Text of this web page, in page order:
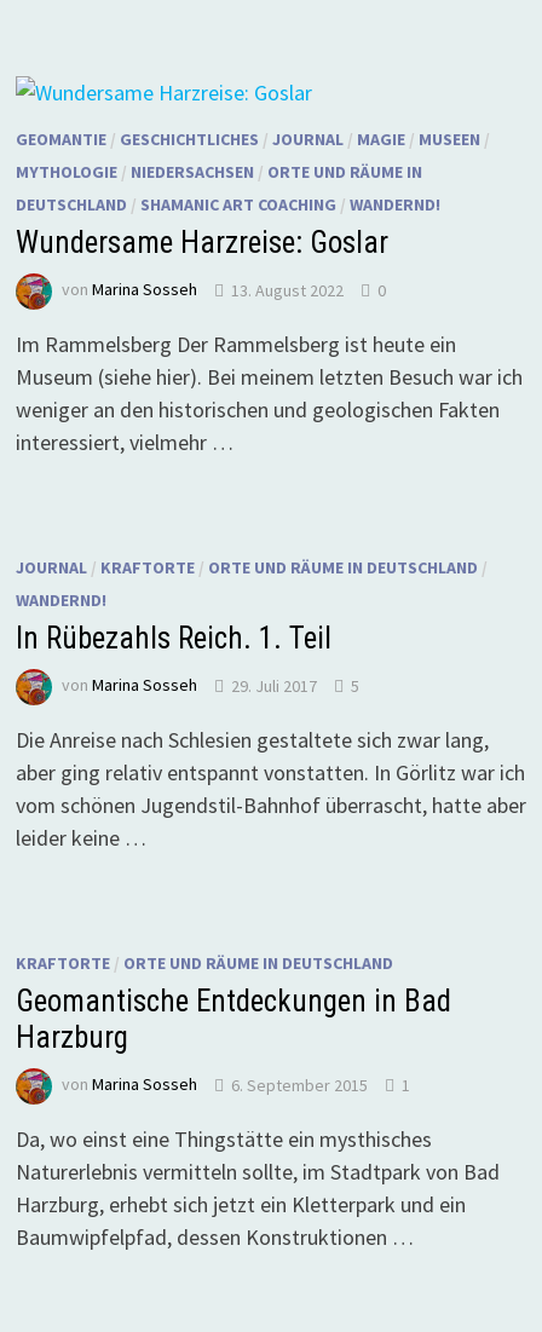
GEOMANTIE/ GESCHICHTLICHES / JOURNAL/ MAGIE/ MUSEEN /
MYTHOLOGIE/ NIEDERSACHSEN / ORTE UND RÄUME IN
DEUTSCHLAND / SHAMANIC ART COACHING / WANDERND!
Wundersame Harzreise: Goslar
von Marina Sosseh 13. August 2022 0
Im Rammelsberg Der Rammelsberg ist heute ein
Museum (siehe hier). Bei meinem letzten Besuch war ich
weniger an den historischen und geologischen Fakten
interessiert, vielmehr …
JOURNAL/ KRAFTORTE/ ORTE UND RÄUME IN DEUTSCHLAND /
WANDERND!
In Rübezahls Reich. 1. Teil
von Marina Sosseh 29. Juli 2017 5
Die Anreise nach Schlesien gestaltete sich zwar lang,
aber ging relativ entspannt vonstatten. In Görlitz war ich
vom schönen Jugendstil-Bahnhof überrascht, hatte aber
leider keine …
KRAFTORTE/ ORTE UND RÄUME IN DEUTSCHLAND
Geomantische Entdeckungen in Bad
Harzburg
von Marina Sosseh 6. September 2015 1
Da, wo einst eine Thingstätte ein mysthisches
Naturerlebnis vermitteln sollte, im Stadtpark von Bad
Harzburg, erhebt sich jetzt ein Kletterpark und ein
Baumwipfelpfad, dessen Konstruktionen …